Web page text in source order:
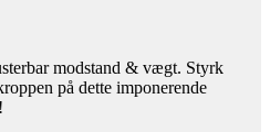
modstand & vægt. Styrk
på dette imponerende